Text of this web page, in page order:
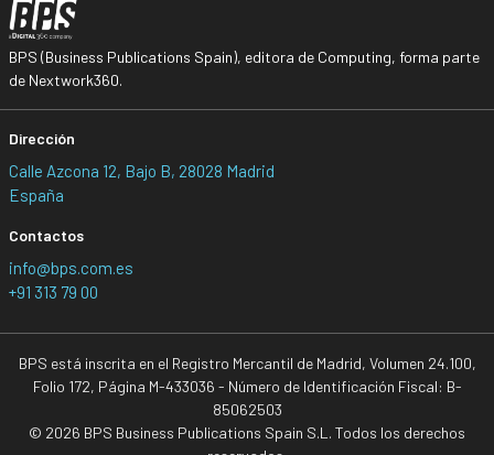
BPS (Business Publications Spain), editora de Computing, forma parte
de Nextwork360.
Dirección
Calle Azcona 12, Bajo B, 28028 Madrid
España
Contactos
info@bps.com.es
+91 313 79 00
BPS está inscrita en el Registro Mercantil de Madrid, Volumen 24.100,
Folio 172, Página M-433036 - Número de Identificación Fiscal: B-
85062503
© 2026 BPS Business Publications Spain S.L. Todos los derechos